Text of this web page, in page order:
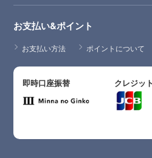
お支払い&ポイント
お支払い方法 ポイントについて
即時口座振替 クレジッ